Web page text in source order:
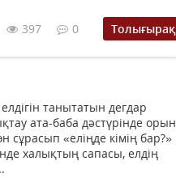
397 0 Толығырақ
танытатын дегдар
ата-баба дәстүрінде орын
сұрасып «еліңде кімің бар?»
халықтың сапасы, елдің